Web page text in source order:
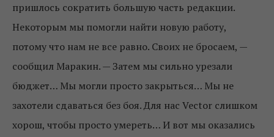
пришлось сократить большую часть редакции.
Некоторым мы помогли найти новую работу,
потому что нам не все равно. Своих не бросаем, —
сообщил Маракин. — Затем мы сильно урезали
бюджет… Мы могли просто закрыться… Мы не
захотели сдаваться без боя. Для нас Vector слишком
хорош, чтобы просто умереть… И вот мы оказались